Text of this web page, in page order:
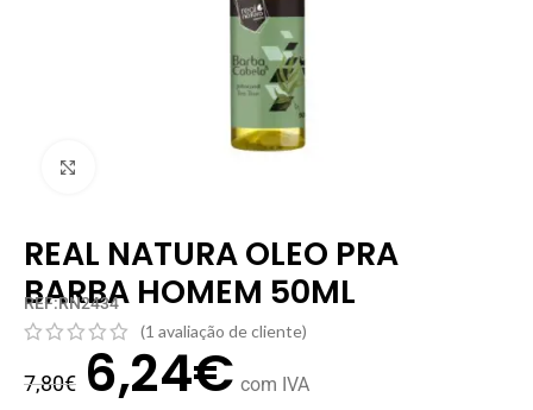
REAL NATURA OLEO PRA
BARBA HOMEM 50ML
REF:RN2434
(1 avaliação de cliente)
7,80€ 6,24€ com IVA